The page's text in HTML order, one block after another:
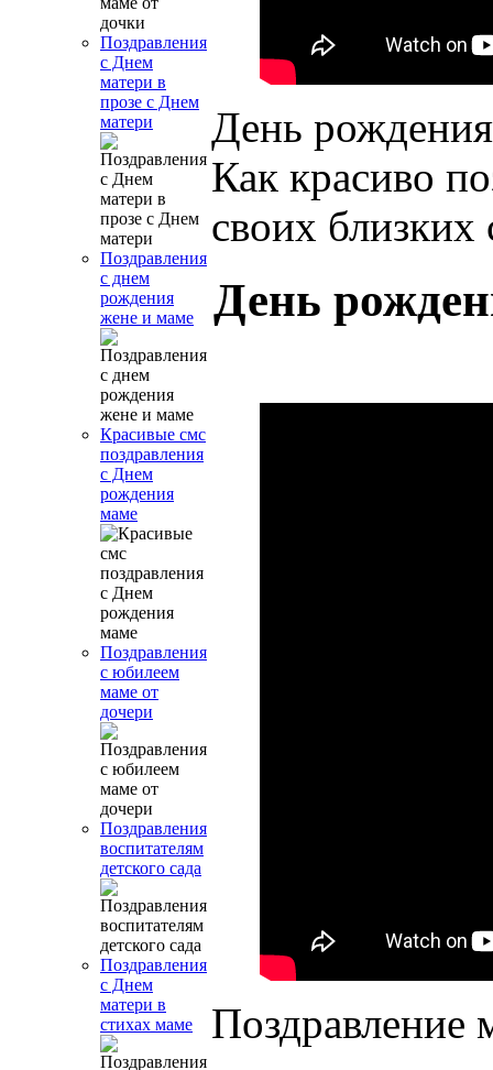
Поздравления
с Днем
матери в
прозе с Днем
матери
Поздравления
с днем
рождения
жене и маме
Красивые смс
поздравления
с Днем
рождения
маме
Поздравления
с юбилеем
маме от
дочери
Поздравления
воспитателям
детского сада
Поздравления
с Днем
матери в
стихах маме
День
Как красиво
своих близких
День
Поздравление